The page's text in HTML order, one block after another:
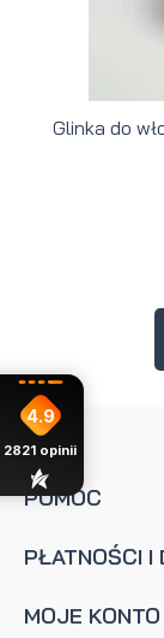
Glinka do
POMOC
PŁATNOŚCI I
MOJE KONTO
4.9
2821 opinii